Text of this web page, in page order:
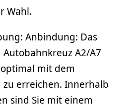
Wahl.
Anbindung: Das
A2/A7
mit dem
erreichen. Innerhalb
sind Sie mit einem